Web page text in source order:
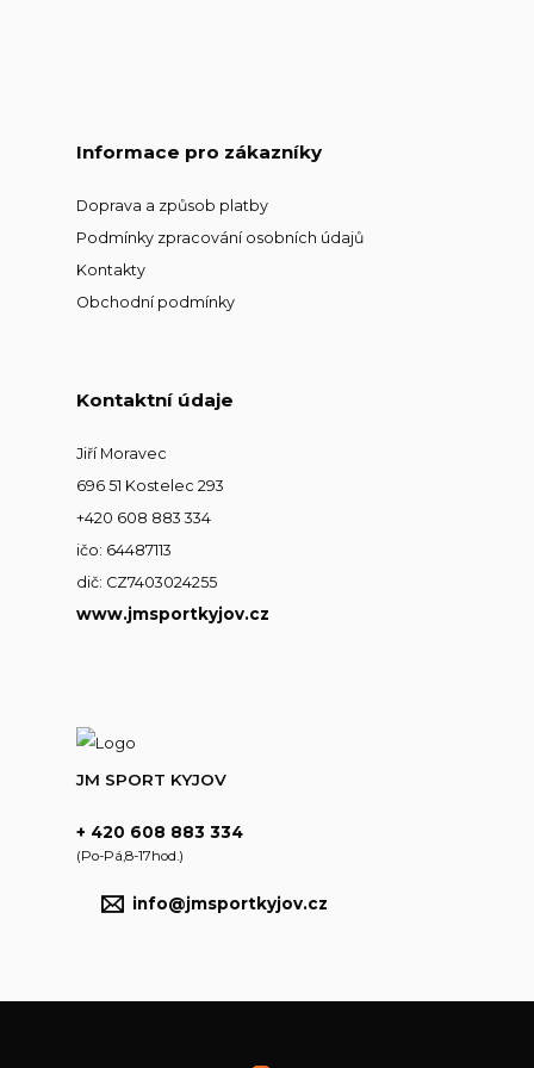
Informace pro zákazníky
Doprava a způsob platby
Podmínky zpracování osobních údajů
Kontakty
Obchodní podmínky
Kontaktní údaje
Jiří Moravec
696 51 Kostelec 293
+420 608 883 334
ičo: 64487113
dič: CZ7403024255
www.jmsportkyjov.cz
JM SPORT KYJOV
+ 420 608 883 334
(Po-Pá,8-17hod.)
info@jmsportkyjov.cz